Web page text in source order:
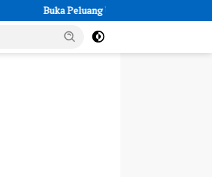
LPEKIN BKPRMI Depok Beri Pelatihan